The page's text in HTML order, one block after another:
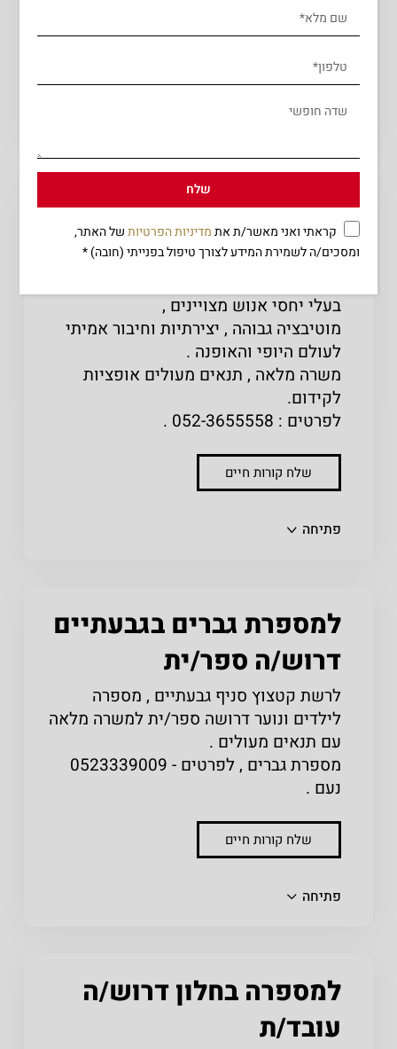
לפרטים נוספים - 052-3983094 טלי.
שתפו
פתיחה
למספרה בנתניה על הים
דרוש/ה עובד/ת
בעלי יחסי אנוש מצויינים ,
מוטיבציה גבוהה , יצירתיות וחיבור אמיתי
לעולם היופי והאופנה .
משרה מלאה , תנאים מעולים אופציות
לקידום.
לפרטים : 052-3655558 .
שלח קורות חיים
פתיחה
למספרת גברים בגבעתיים
דרוש/ה ספר/ית
לרשת קטצוץ סניף גבעתיים , מספרה
לילדים ונוער דרושה ספר/ית למשרה מלאה
עם תנאים מעולים .
מספרת גברים , לפרטים - 0523339009
נעם .
שלח קורות חיים
פתיחה
למספרה בחלון דרוש/ה
עובד/ת
שלח
קראתי ואני מאשר/ת אתמדיניות הפרטיותשל האתר,
ומסכים/ה לשמירת המידע לצורך טיפול בפנייתי (חובה) *